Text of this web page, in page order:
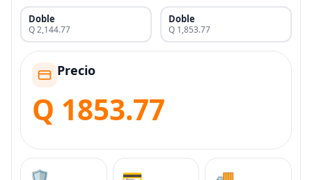
Doble
Q 2,144.77
Doble
Q 1,853.77
Precio
Q 1853.77